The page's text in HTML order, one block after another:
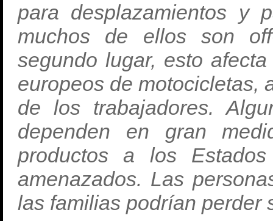
para desplazamientos y
muchos de ellos son
segundo lugar, esto
europeos de motocicletas,
de los trabajadores.
dependen en gran
productos a los
amenazados. Las
las familias podrían perder